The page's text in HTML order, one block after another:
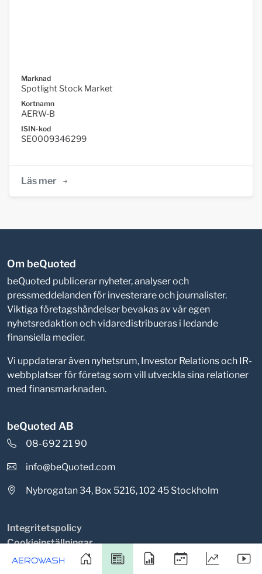
Marknad
Spotlight Stock Market
Kortnamn
AERW-B
ISIN-kod
SE0009346299
Läs mer
Om beQuoted
beQuoted publicerar nyheter, analyser och
pressmeddelanden för investerare och journalister.
Viktiga företagshändelser bevakas av vår egen
nyhetsredaktion och vidaredistribueras i ledande
finansiella medier.
Vi uppdaterar även nyhetsrum, Investor Relations och IR-
webbplatser för företag som vill utveckla sina relationer
med finansmarknaden.
beQuoted AB
08-692 21 90
info@beQuoted.com
Nybrogatan 34, Box 5216, 102 45 Stockholm
Integritetspolicy
Cookieinställningar